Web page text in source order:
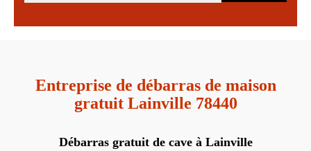
Entreprise de débarras de maison
gratuit Lainville 78440
Débarras gratuit de cave à Lainville